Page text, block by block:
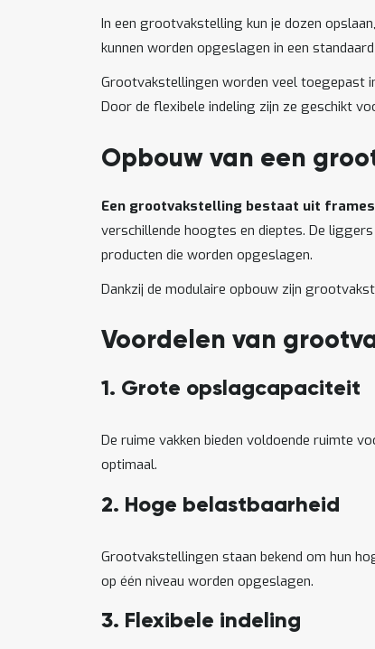
In een grootvakstelling kun je dozen
kunnen worden opgeslagen in een
Grootvakstellingen worden veel toegepast
Door de flexibele indeling zijn ze geschikt
Opbouw van een
Een grootvakstelling bestaat uit
verschillende hoogtes en dieptes. De
producten die worden opgeslagen.
Dankzij de modulaire opbouw zijn
Voordelen van
1. Grote opslagcapaciteit
De ruime vakken bieden voldoende ruimte
optimaal.
2. Hoge belastbaarheid
Grootvakstellingen staan bekend om hun
op één niveau worden opgeslagen.
3. Flexibele indeling